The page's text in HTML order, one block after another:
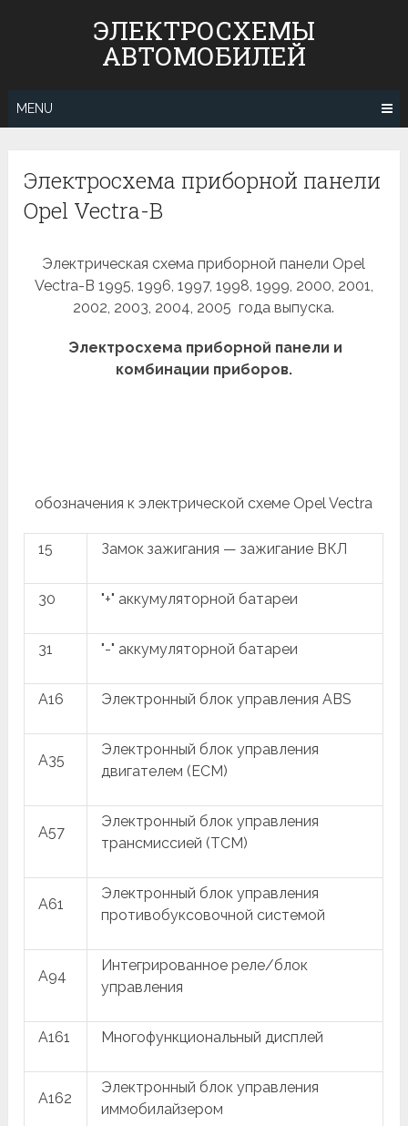
ЭЛЕКТРОСХЕМЫ
АВТОМОБИЛЕЙ
MENU
Электросхема приборной панели
Opel Vectra-B
Электрическая схема приборной панели Opel
Vectra-B 1995, 1996, 1997, 1998, 1999, 2000, 2001,
2002, 2003, 2004, 2005 года выпуска.
Электросхема приборной панели и
комбинации приборов.
обозначения к электрической схеме Opel Vectra
15 Замок зажигания — зажигание ВКЛ
30 "+" аккумуляторной батареи
31 "-" аккумуляторной батареи
A16 Электронный блок управления ABS
A35
Электронный блок управления
двигателем (ECM)
A57
Электронный блок управления
трансмиссией (TCM)
A61
Электронный блок управления
противобуксовочной системой
A94
Интегрированное реле/блок
управления
A161 Многофункциональный дисплей
A162
Электронный блок управления
иммобилайзером